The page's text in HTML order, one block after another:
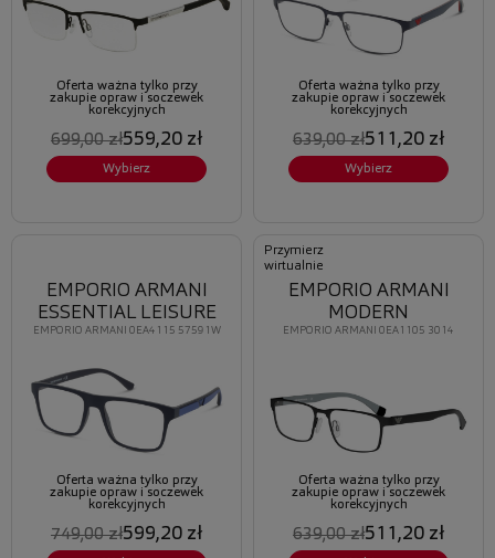
Oferta ważna tylko przy
zakupie opraw i soczewek
korekcyjnych
699,00 zł559,20 zł
Wybierz
Oferta ważna tylko przy
zakupie opraw i soczewek
korekcyjnych
639,00 zł511,20 zł
Wybierz
EMPORIO ARMANI 0EA4115 57591W
EMPORIO ARMANI
ESSENTIAL LEISURE
Oferta ważna tylko przy
zakupie opraw i soczewek
korekcyjnych
749,00 zł599,20 zł
Przymierz
wirtualnie
EMPORIO ARMANI 0EA1105 3014
EMPORIO ARMANI
MODERN
Oferta ważna tylko przy
zakupie opraw i soczewek
korekcyjnych
639,00 zł511,20 zł